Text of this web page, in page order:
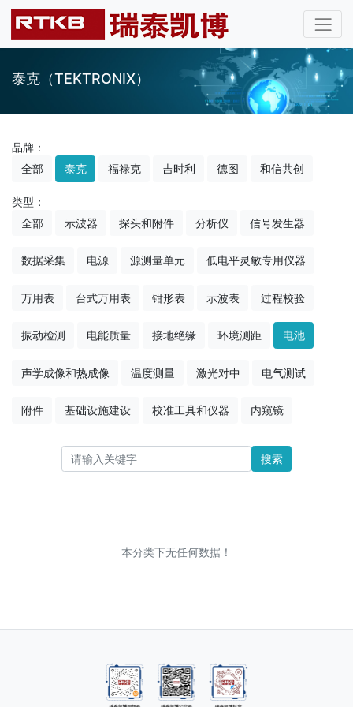
泰克（TEKTRONIX）
品牌：
全部
泰克 福禄克 吉时利 德图 和信共创
类型：
全部
示波器 探头和附件 分析仪 信号发生器
数据采集 电源 源测量单元 低电平灵敏专用仪器
万用表 台式万用表 钳形表 示波表 过程校验
振动检测 电能质量 接地绝缘 环境测距 电池
声学成像和热成像 温度测量 激光对中 电气测试
附件 基础设施建设 校准工具和仪器 内窥镜
搜索
本分类下无任何数据！